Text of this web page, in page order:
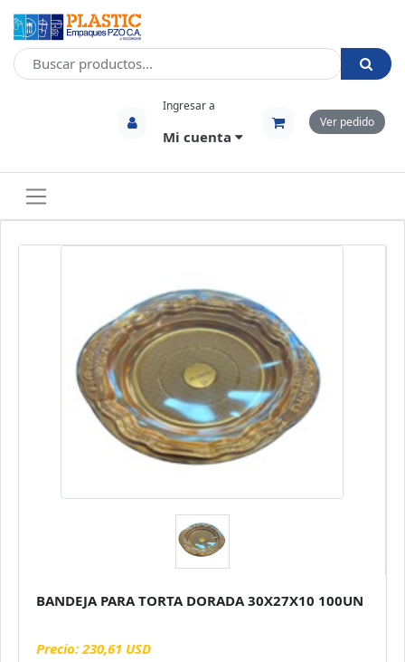
Ingresar a
Mi cuenta
Ver pedido
BANDEJA PARA TORTA DORADA 30X27X10 100UN
Precio: 230,61 USD